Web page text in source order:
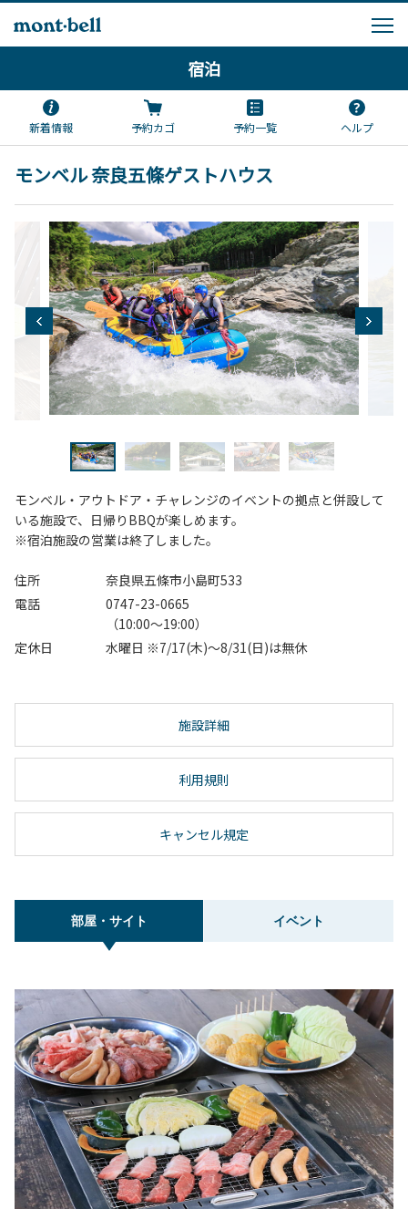
宿泊
新着情報 予約カゴ 予約一覧 ヘルプ
モンベル 奈良五條ゲストハウス
モンベル・アウトドア・チャレンジのイベントの拠点と併設して
いる施設で、日帰りBBQが楽しめます。
※宿泊施設の営業は終了しました。
住所
奈良県五條市小島町533
電話
0747-23-0665
（10:00～19:00）
定休日
水曜日 ※7/17(木)～8/31(日)は無休
施設詳細
利用規則
キャンセル規定
部屋・サイト イベント